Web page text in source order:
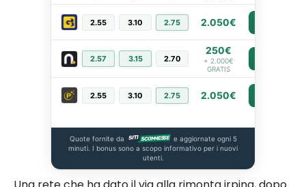
2.55 3.10 2.75 2.050€
2.57 3.15 2.70
250€
+ 2.000€
GRATIS
2.55 3.10 2.75 2.050€
Quote fornite da
e aggiornate ogni 5
minuti. I bonus sono a scopo informativo per i nuovi
utenti.